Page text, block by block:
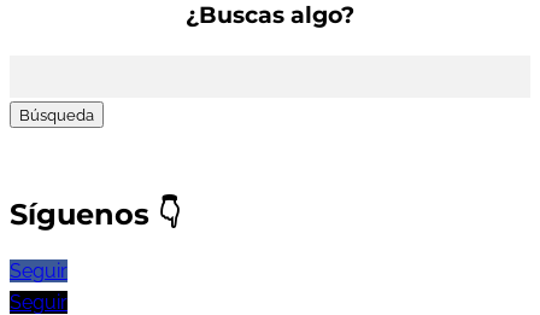
¿Buscas algo?
Síguenos 👇
Seguir
Seguir